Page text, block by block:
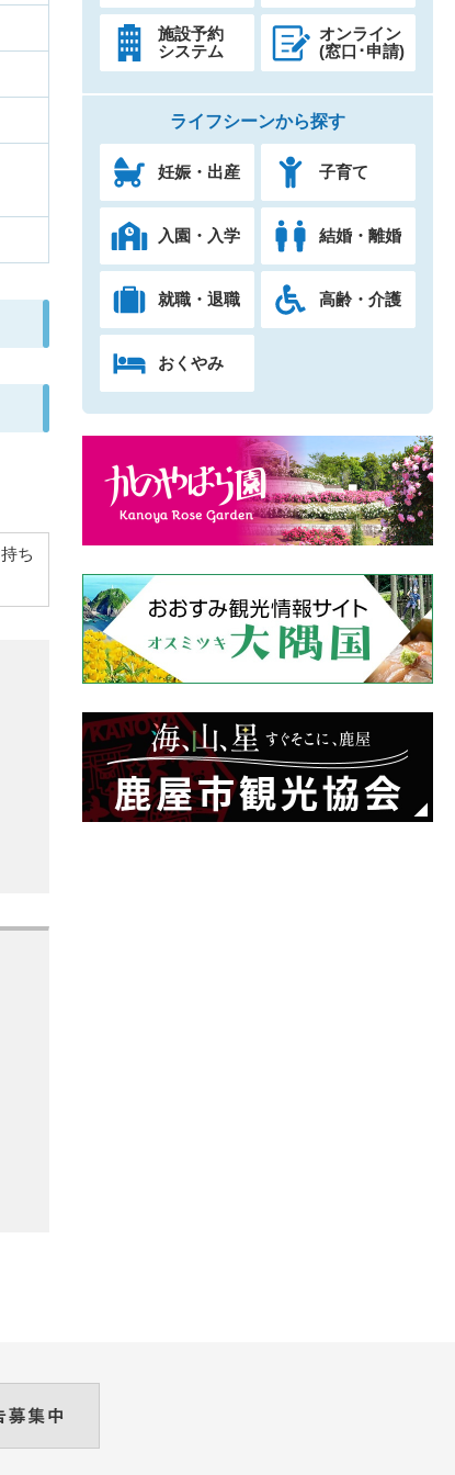
ち
施設予約
システム
オンライン
(窓口･申請)
ライフシーンから探す
妊娠・出産 子育て
入園・入学 結婚・離婚
就職・退職 高齢・介護
おくやみ